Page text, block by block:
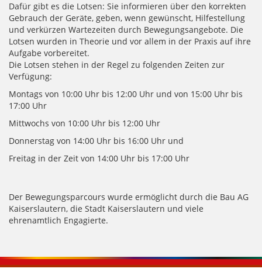
Dafür gibt es die Lotsen: Sie informieren über den korrekten
Gebrauch der Geräte, geben, wenn gewünscht, Hilfestellung
und verkürzen Wartezeiten durch Bewegungsangebote. Die
Lotsen wurden in Theorie und vor allem in der Praxis auf ihre
Aufgabe vorbereitet.
Die Lotsen stehen in der Regel zu folgenden Zeiten zur
Verfügung:
Montags von 10:00 Uhr bis 12:00 Uhr und von 15:00 Uhr bis
17:00 Uhr
Mittwochs von 10:00 Uhr bis 12:00 Uhr
Donnerstag von 14:00 Uhr bis 16:00 Uhr und
Freitag in der Zeit von 14:00 Uhr bis 17:00 Uhr
Der Bewegungsparcours wurde ermöglicht durch die Bau AG
Kaiserslautern, die Stadt Kaiserslautern und viele
ehrenamtlich Engagierte.